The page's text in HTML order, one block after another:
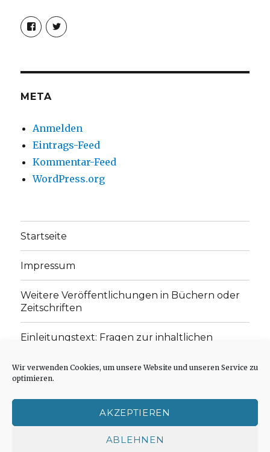
Wir verwenden Cookies, um unsere Website und unseren Service zu
optimieren.
AKZEPTIEREN
ABLEHNEN
Profil
von
christoph.fleischer1
anzeigen
Profil
von
anzeigen
META
Anmelden
Eintrags-Feed
Kommentar-Feed
WordPress.org
Startseite
Impressum
Weitere Veröffentlichungen in Büchern oder
Zeitschriften
Einleitungstext: Fragen zur inhaltlichen
„schwachen Glaubens“
Cookie-Richtlinie (EU)